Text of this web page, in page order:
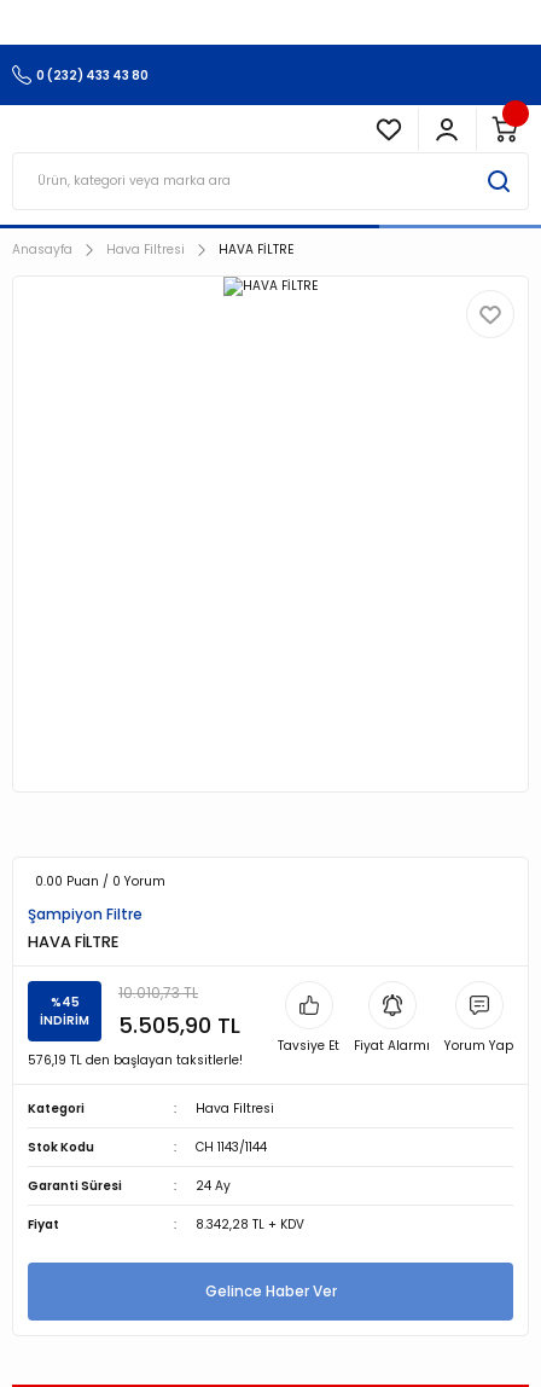
0 (232) 433 43 80
Anasayfa Hava Filtresi HAVA FİLTRE
0.00 Puan / 0 Yorum
Şampiyon Filtre
HAVA FİLTRE
%45
İNDİRİM
10.010,73 TL
5.505,90 TL
576,19 TL den başlayan taksitlerle!
Tavsiye Et Fiyat Alarmı Yorum Yap
Kategori Hava Filtresi
Stok Kodu CH 1143/1144
Garanti Süresi 24 Ay
Fiyat 8.342,28 TL + KDV
Gelince Haber Ver